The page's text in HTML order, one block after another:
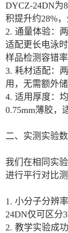
DYCZ-24DN为
积提升约28%
2. 通量体验：
适配更长电泳
样品检测容错
3. 耗材适配：
用，无需额外
4. 适用厚度：
0.75mm薄胶，
二、实测实验
我们在相同实
进行平行对比
1. 小分子分辨
24DN仅可区分
2. 教学实验成